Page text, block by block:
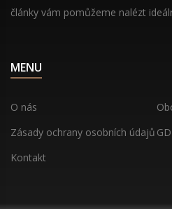
články vám pomůžeme nalézt
MENU
O nás
Zásady ochrany osobních údajů
Kontakt